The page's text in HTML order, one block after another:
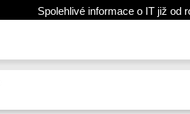
Spolehlivé informace o IT již od